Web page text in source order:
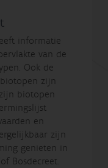
informatie
van de
Ook de
zijn
biotopen
en
zijn
genieten in
Bosdecreet.